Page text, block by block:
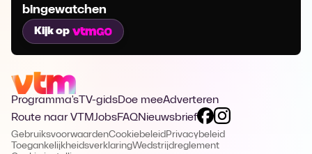
bingewatchen
Kijk op
Programma's TV-gidsDoe meeAdverteren
Route naar VTMJobsFAQNieuwsbrief
GebruiksvoorwaardenCookiebeleid Privacybeleid
ToegankelijkheidsverklaringWedstrijdreglement